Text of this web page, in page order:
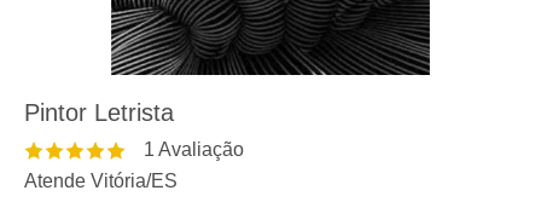
Pintor Letrista
1 Avaliação
Atende Vitória/ES